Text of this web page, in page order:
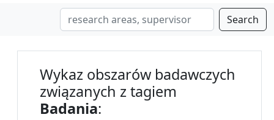
Search
Wykaz obszarów badawczych
związanych z tagiem
Badania: